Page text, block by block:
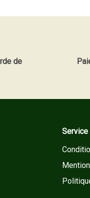
de
Service